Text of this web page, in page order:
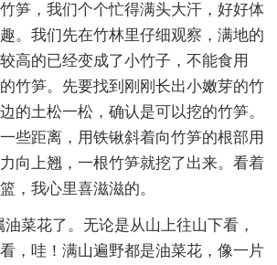
笋，我们个个忙得满头大汗，好好体
。我们先在竹林里仔细观察，满地的
高的已经变成了小竹子，不能食用
竹笋。先要找到刚刚长出小嫩芽的竹
的土松一松，确认是可以挖的竹笋。
些距离，用铁锹斜着向竹笋的根部用
向上翘，一根竹笋就挖了出来。看着
，我心里喜滋滋的。
菜花了。无论是从山上往山下看，
，哇！满山遍野都是油菜花，像一片